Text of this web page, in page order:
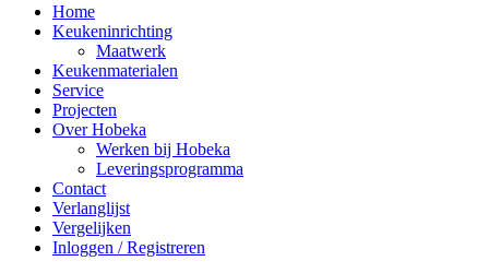
Home
Keukeninrichting
Maatwerk
Keukenmaterialen
Service
Projecten
Over Hobeka
Werken bij Hobeka
Leveringsprogramma
Contact
Verlanglijst
Vergelijken
Inloggen / Registreren